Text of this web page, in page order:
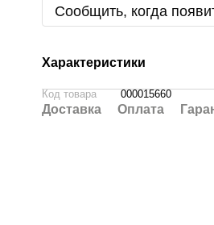
Сообщить, когда
Характеристики
Код товара 000015660
Доставка Оплата